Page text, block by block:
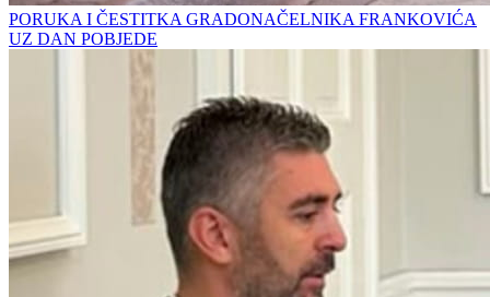
PORUKA I ČESTITKA GRADONAČELNIKA FRANKOVIĆA
UZ DAN POBJEDE